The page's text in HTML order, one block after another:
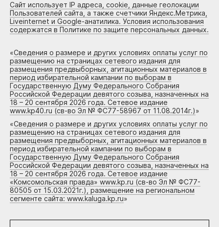
Сайт использует IP адреса, cookie, данные геолокации
Пользователей сайта, а также счетчики Яндекс.Метрика,
Liveinternet и Google-анатилика. Условия использования
содержатся в Политике по защите персональных данных.
«Сведения о размере и других условиях оплаты услуг по
размещению на страницах сетевого издания для
размещения предвыборных, агитационных материалов в
период избирательной кампании по выборам в
Государственную Думу Федерального Собрания
Российской Федерации девятого созыва, назначенных на
18 – 20 сентября 2026 года. Сетевое издание
www.kp40.ru (св-во Эл № ФС77-58967 от 11.08.2014г.)»
«Сведения о размере и других условиях оплаты услуг по
размещению на страницах сетевого издания для
размещения предвыборных, агитационных материалов в
период избирательной кампании по выборам в
Государственную Думу Федерального Собрания
Российской Федерации девятого созыва, назначенных на
18 – 20 сентября 2026 года. Сетевое издание
«Комсомольская правда» www.kp.ru (св-во Эл № ФС77-
80505 от 15.03.2021г.), размещение на региональном
сегменте сайта: www.kaluga.kp.ru»